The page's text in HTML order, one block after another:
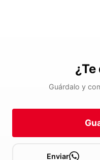
Guárdalo y
Enviar